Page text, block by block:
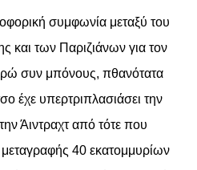
συμφωνία μεταξύ του
και των Παριζιάνων για τον
συν μπόνους, πθανότατα
έχε υπερτριπλασιάσει την
Άιντραχτ από τότε που
μεταγραφής 40 εκατομμυρίων